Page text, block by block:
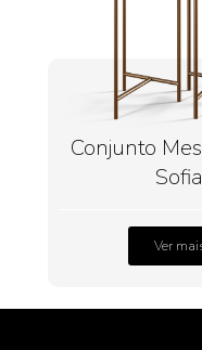
Conjunto
Sofia
Ver